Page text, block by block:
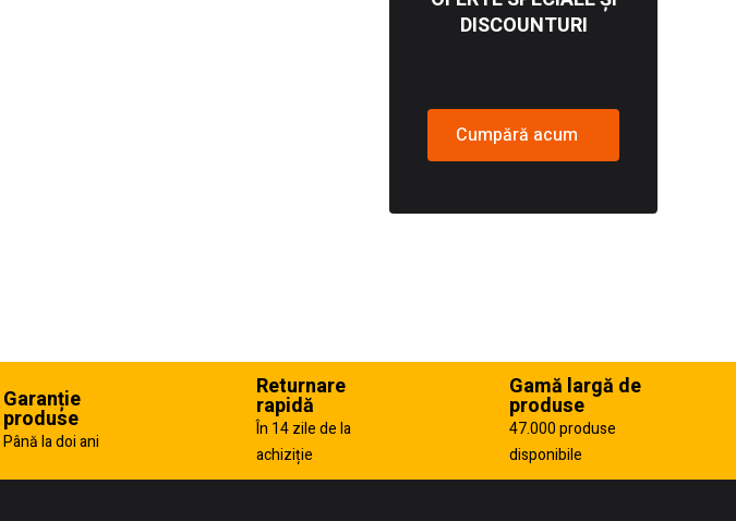
DISCOUNTURI
Cumpără acum
Garanție
produse
Până la doi ani
Returnare
rapidă
În 14 zile de la
achiziție
Gamă largă de
produse
47.000 produse
disponibile